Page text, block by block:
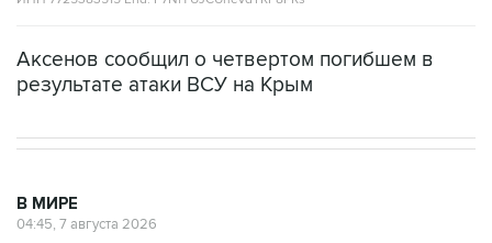
Аксенов сообщил о четвертом погибшем в
результате атаки ВСУ на Крым
В МИРЕ
04:45, 7 августа 2026